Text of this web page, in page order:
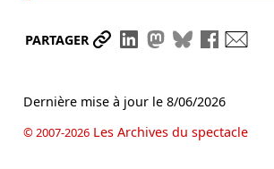
PARTAGER Partager le lien
Partager sur
Partager sur
Partager
Dernière mise à jour le 8/06/2026
© 2007-2026Les Archives du spectacle